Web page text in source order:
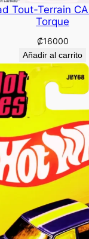
Tout-Terrain
Torque
₡16000
Añadir al carrito